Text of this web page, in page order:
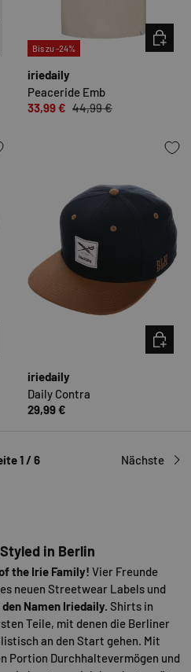
AUSWÄHLEN
Bis zu -24%
iriedaily
Peaceride Emb
33,99 € 44,99 €
AUSWÄHLEN
iriedaily
Daily Contra
29,99 €
1 / 6 Nächste
in Berlin
the Irie Family! Vier Freunde
neuen Streetwear Labels und
Namen Iriedaily. Shirts in
Teile, mit denen die Berliner
an den Start gehen. Mit
Portion Durchhaltevermögen und